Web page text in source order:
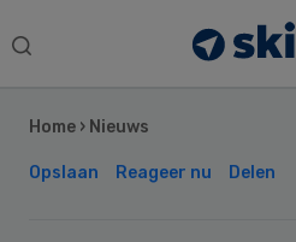
Search
Home › Nieuws
Opslaan Reageer nu Delen
Sidebar